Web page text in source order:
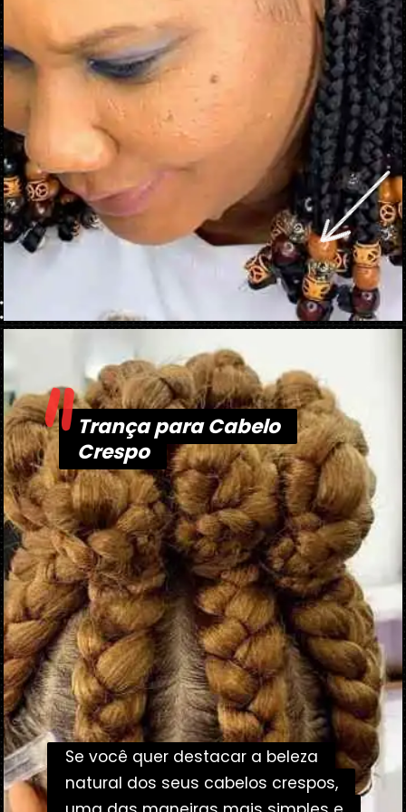
Se você quer destacar a beleza
natural dos seus cabelos crespos,
Se você quer destacar a beleza
natural dos seus cabelos crespos,
Trança para Cabelo
Crespo
Trança para Cabelo
Crespo
"